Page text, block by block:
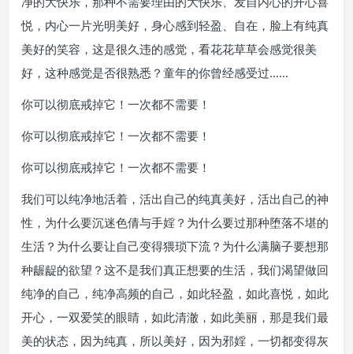
悦，内心一片光明美好，身心感到轻盈、自在，脸上有纯真
美好的笑容，这是很久违的感觉，看花花草草会感觉很美
好，这种感觉是否很熟悉？童年的你曾经感受过……
你可以彻底戒掉它！一次都不需要！
你可以彻底戒掉它！一次都不需要！
你可以彻底戒掉它！一次都不需要！
我们可以纯净地活着，活出自己的纯真美好，活出自己的神
性，为什么要沉迷色倩与手婬？为什么要过那种堕落不堪的
生活？为什么要让自己变得猥琐下流？为什么满脑子要想那
种龌龊的欲望？这不是我们真正想要的生活，我们渴望做回
纯净的自己，纯净高频的自己，如此轻盈，如此喜悦，如此
开心，一双爱笑的眼睛，如此清澈，如此美丽，那是我们最
美的状态，因为纯真，所以美好，因为邪婬，一切都变得灰